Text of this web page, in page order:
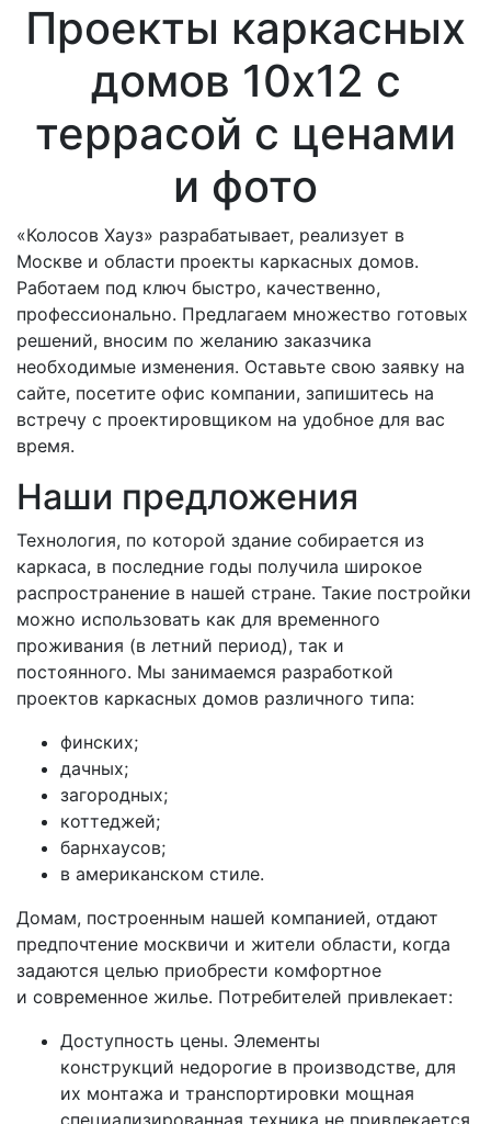
Проекты каркасных
домов 10x12 c
террасой с ценами
и фото
«Колосов Хауз» разрабатывает, реализует в
Москве и области проекты каркасных домов.
Работаем под ключ быстро, качественно,
профессионально. Предлагаем множество готовых
решений, вносим по желанию заказчика
необходимые изменения. Оставьте свою заявку на
сайте, посетите офис компании, запишитесь на
встречу с проектировщиком на удобное для вас
время.
Наши предложения
Технология, по которой здание собирается из
каркаса, в последние годы получила широкое
распространение в нашей стране. Такие постройки
можно использовать как для временного
проживания (в летний период), так и
постоянного. Мы занимаемся разработкой
проектов каркасных домов различного типа:
финских;
дачных;
загородных;
коттеджей;
барнхаусов;
в американском стиле.
Домам, построенным нашей компанией, отдают
предпочтение москвичи и жители области, когда
задаются целью приобрести комфортное
и современное жилье. Потребителей привлекает:
Доступность цены. Элементы
конструкций недорогие в производстве, для
их монтажа и транспортировки мощная
специализированная техника не привлекается.